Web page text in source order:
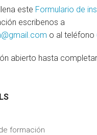
este Formulario de
escribenos a
o al teléfono
abierto hasta
formación